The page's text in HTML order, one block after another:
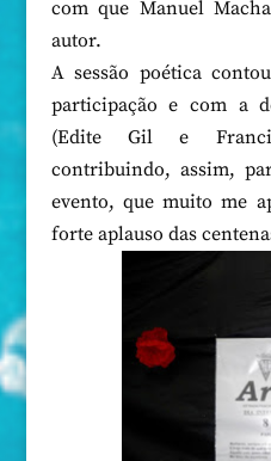
com que Manuel
autor.
A sessão poética
participação e com a
(Edite Gil e
contribuindo, assim,
evento, que muito me
forte aplauso das